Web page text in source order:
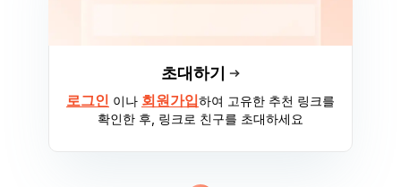
초대하기
로그인 이나 회원가입하여 고유한 추천 링크를
확인한 후, 링크로 친구를 초대하세요